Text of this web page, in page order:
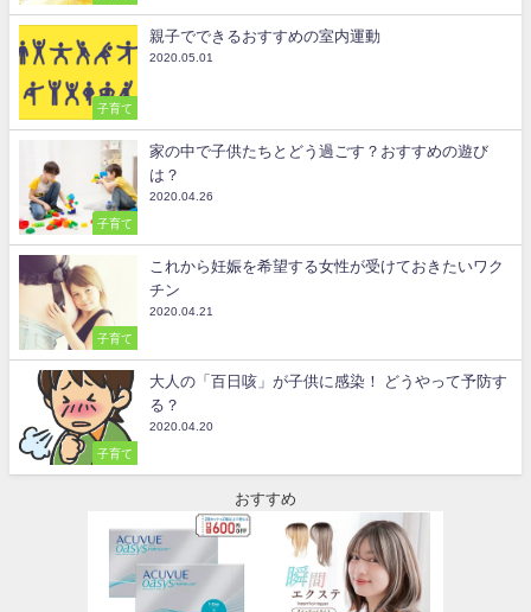
子育て
親子でできるおすすめの室内運動
2020.05.01
子育て
家の中で子供たちとどう過ごす？おすすめの遊び
は？
2020.04.26
子育て
これから妊娠を希望する女性が受けておきたいワク
チン
2020.04.21
子育て
大人の「百日咳」が子供に感染！ どうやって予防す
る？
2020.04.20
おすすめ